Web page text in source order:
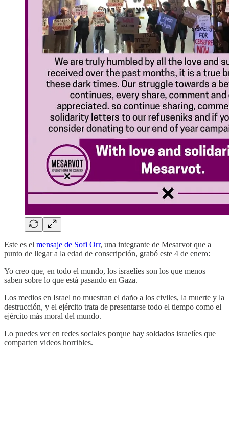
Este es el mensaje de Sofi Orr, una integrante de Mesarvot que a
punto de llegar a la edad de conscripción, grabó este 4 de enero:
Yo creo que, en todo el mundo, los israelíes son los que menos
saben sobre lo que está pasando en Gaza.
Los medios en Israel no muestran el daño a los civiles, la muerte y la
destrucción, y el ejército trata de presentarse todo el tiempo como el
ejército más moral del mundo.
Lo puedes ver en redes sociales porque hay soldados israelíes que
comparten videos horribles.